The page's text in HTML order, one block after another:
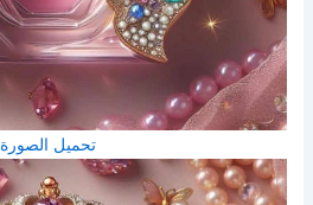
تحميل الصورة